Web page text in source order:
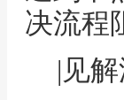
决流程
|见